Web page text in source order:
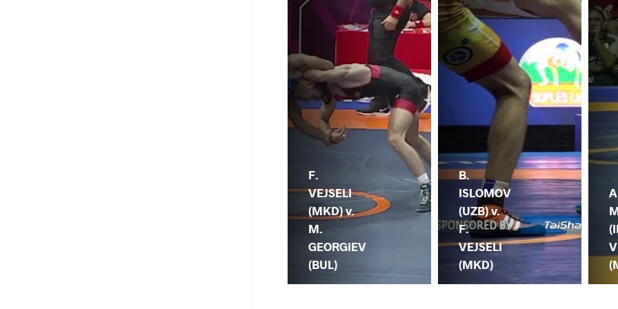
F.
VEJSELI
(MKD) v.
M.
GEORGIEV
(BUL)
B.
ISLOMOV
(UZB) v.
F.
VEJSELI
(MKD)